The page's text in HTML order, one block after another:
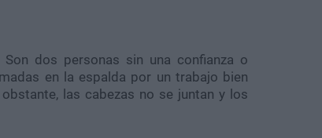
dos personas sin una confianza o
en la espalda por un trabajo bien
las cabezas no se juntan y los